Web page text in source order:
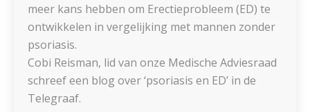
meer kans hebben om Erectieprobleem (ED) te
ontwikkelen in vergelijking met mannen zonder
psoriasis.
Cobi Reisman, lid van onze Medische Adviesraad
schreef een blog over ‘psoriasis en ED’ in de
Telegraaf.